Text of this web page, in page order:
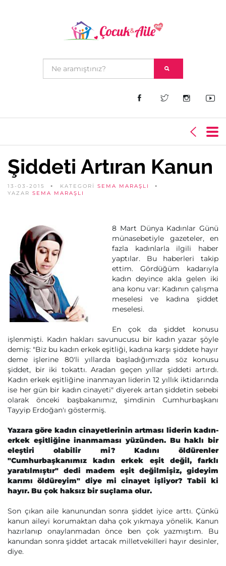
Şiddeti Artıran Kanun
13-03-2015 KATEGORİ SEMA MARAŞLI
YAZAR SEMA MARAŞLI
8 Mart Dünya Kadınlar Günü
münasebetiyle gazeteler, en
fazla kadınlarla ilgili haber
yaptılar. Bu haberleri takip
ettim. Gördüğüm kadarıyla
kadın deyince akla gelen iki
ana konu var: Kadının çalışma
meselesi ve kadına şiddet
meselesi.
En çok da şiddet konusu
işlenmişti. Kadın hakları savunucusu bir kadın yazar şöyle
demiş: "Biz bu kadın erkek eşitliği, kadına karşı şiddete hayır
deme işlerine 80'li yıllarda başladığımızda söz konusu
şiddet, bir iki tokattı. Aradan geçen yıllar şiddeti artırdı.
Kadın erkek eşitliğine inanmayan liderin 12 yıllık iktidarında
ise her gün bir kadın cinayeti" diyerek artan şiddetin sebebi
olarak önceki başbakanımız, şimdinin Cumhurbaşkanı
Tayyip Erdoğan'ı göstermiş.
Yazara göre kadın cinayetlerinin artması liderin kadın-
erkek eşitliğine inanmaması yüzünden. Bu haklı bir
eleştiri olabilir mi? Kadını öldürenler
"Cumhurbaşkanımız kadın erkek eşit değil, farklı
yaratılmıştır" dedi madem eşit değilmişiz, gideyim
karımı öldüreyim" diye mi cinayet işliyor? Tabii ki
hayır. Bu çok haksız bir suçlama olur.
Son çıkan aile kanunundan sonra şiddet iyice arttı. Çünkü
kanun aileyi korumaktan daha çok yıkmaya yönelik. Kanun
hazırlanıp onaylanmadan önce ben çok yazmıştım. Bu
kanundan sonra şiddet artacak milletvekilleri hayır desinler,
diye.